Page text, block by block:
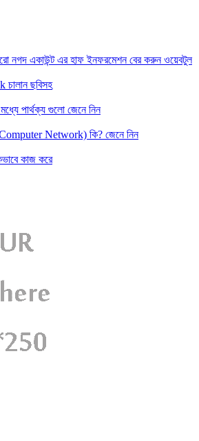
নগদ একাউন্ট এর হাফ ইনফরমেশন বের করুন ওয়েবটুল
ছবিসহ
পার্থক্য গুলো জেনে নিন
(Computer Network) কি? জেনে নিন
কাজ করে